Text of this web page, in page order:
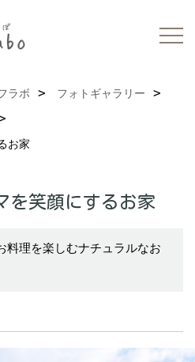
ラボ
フォトギャラリー
お家
を笑顔にするお家
料理を楽しむナチュラルなお